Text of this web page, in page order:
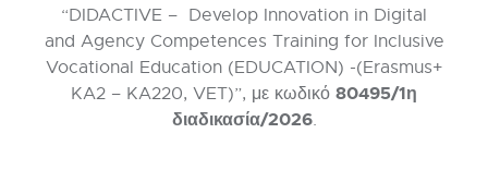
“DIDACTIVE – Develop Innovation in Digital
and Agency Competences Training for Inclusive
Vocational Education (EDUCATION) -(Erasmus+
KA2 – KA220, VET)”, με κωδικό 80495/1η
διαδικασία/2026.